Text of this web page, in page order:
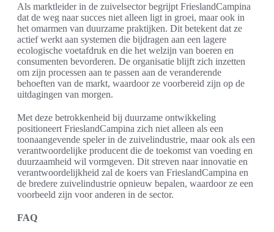
Als marktleider in de zuivelsector begrijpt FrieslandCampina
dat de weg naar succes niet alleen ligt in groei, maar ook in
het omarmen van duurzame praktijken. Dit betekent dat ze
actief werkt aan systemen die bijdragen aan een lagere
ecologische voetafdruk en die het welzijn van boeren en
consumenten bevorderen. De organisatie blijft zich inzetten
om zijn processen aan te passen aan de veranderende
behoeften van de markt, waardoor ze voorbereid zijn op de
uitdagingen van morgen.
Met deze betrokkenheid bij duurzame ontwikkeling
positioneert FrieslandCampina zich niet alleen als een
toonaangevende speler in de zuivelindustrie, maar ook als een
verantwoordelijke producent die de toekomst van voeding en
duurzaamheid wil vormgeven. Dit streven naar innovatie en
verantwoordelijkheid zal de koers van FrieslandCampina en
de bredere zuivelindustrie opnieuw bepalen, waardoor ze een
voorbeeld zijn voor anderen in de sector.
FAQ